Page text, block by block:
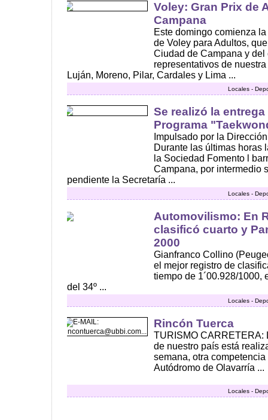
Voley: Gran Prix de
Campana
Este domingo comienza
de Voley para Adultos,
Ciudad de Campana y
representativos de
Luján, Moreno, Pilar, Cardales y Lima ...
Locales -
Se realizó la
Programa
Impulsado por la
Durante las últimas horas
la Sociedad Fomento l
Campana, por intermedio
pendiente la Secretaría ...
Locales -
Automovilismo: En
clasificó cuarto y
2000
Gianfranco Collino
el mejor registro de
tiempo de 1´00.928/1000,
del 34º ...
Locales -
Rincón Tuerca
TURISMO CARRETERA:
de nuestro país está
semana, otra
Autódromo de Olavarría ...
Locales -